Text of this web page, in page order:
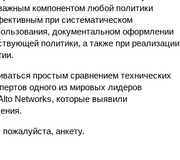
компонентом любой политики
при систематическом
документальном оформлении
политики, а также при реализации
простым сравнением технических
одного из мировых лидеров
Networks, которые выявили
анкету.